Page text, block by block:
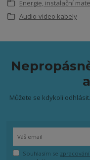
Energie, instalační
Audio-video kabely
Můžete se kdykoli
Souhlasím se